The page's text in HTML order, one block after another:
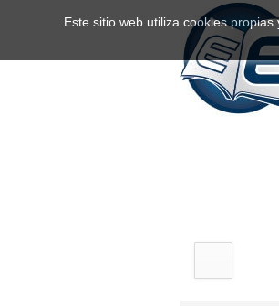
Este sitio web utiliza cookies